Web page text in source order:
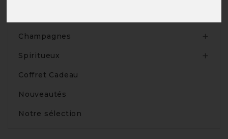
Champagnes 
Spiritueux 
Coffret Cadeau
Nouveautés
Notre sélection